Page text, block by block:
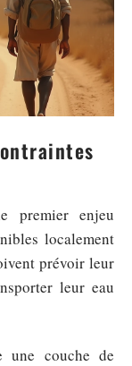
premier enjeu
localement
prévoir leur
leur eau
une couche de